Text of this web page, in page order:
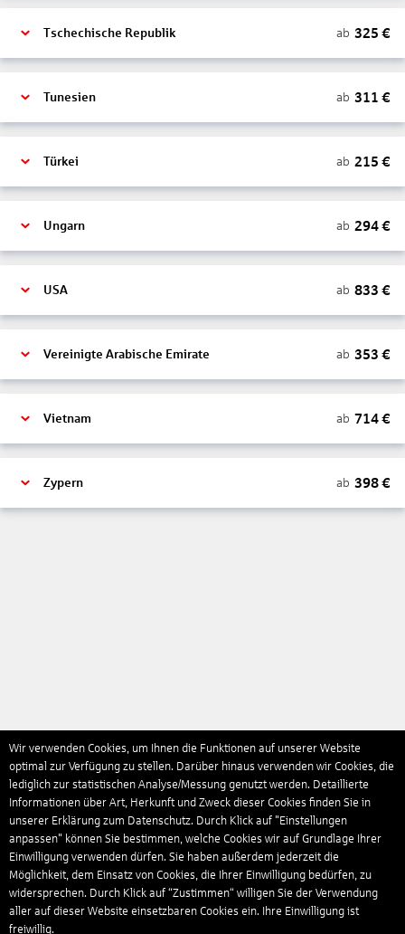
Tschechische Republik ab 325 €
Tunesien ab 311 €
Türkei ab 215 €
Ungarn ab 294€
USA ab 833 €
Vereinigte Arabische Emirate ab 353 €
Vietnam ab 714€
Zypern ab 398€
Wir verwenden Cookies, um Ihnen die Funktionen auf unserer Website
optimal zur Verfügung zu stellen. Darüber hinaus verwenden wir Cookies, die
lediglich zur statistischen Analyse/Messung genutzt werden. Detaillierte
Informationen über Art, Herkunft und Zweck dieser Cookies finden Sie in
unserer Erklärung zum Datenschutz. Durch Klick auf "Einstellungen
anpassen" können Sie bestimmen, welche Cookies wir auf Grundlage Ihrer
Einwilligung verwenden dürfen. Sie haben außerdem jederzeit die
Möglichkeit, dem Einsatz von Cookies, die Ihrer Einwilligung bedürfen, zu
widersprechen. Durch Klick auf “Zustimmen“ willigen Sie der Verwendung
aller auf dieser Website einsetzbaren Cookies ein. Ihre Einwilligung ist
freiwillig.